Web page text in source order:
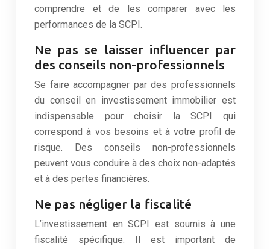
comprendre et de les comparer avec les
performances de la SCPI.
Ne pas se laisser influencer par
des conseils non-professionnels
Se faire accompagner par des professionnels
du conseil en investissement immobilier est
indispensable pour choisir la SCPI qui
correspond à vos besoins et à votre profil de
risque. Des conseils non-professionnels
peuvent vous conduire à des choix non-adaptés
et à des pertes financières.
Ne pas négliger la fiscalité
L’investissement en SCPI est soumis à une
fiscalité spécifique. Il est important de